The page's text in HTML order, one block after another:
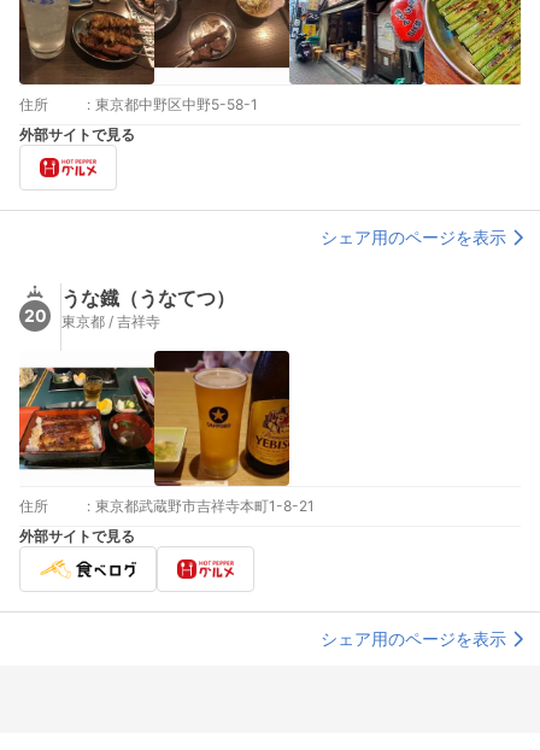
住所 : 東京都中野区中野5-58-1
外部サイトで見る
シェア用のページを表示
20
うな鐡（うなてつ）
東京都 / 吉祥寺
住所 : 東京都武蔵野市吉祥寺本町1-8-21
外部サイトで見る
シェア用のページを表示